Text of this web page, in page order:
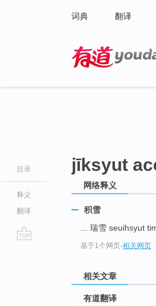
词典 翻译
目录
释义
翻译
jīksyut
网络释义
积雪
... 瑞雪 seuihsyut
基于1个网页-相关网页
相关文章
有道翻译